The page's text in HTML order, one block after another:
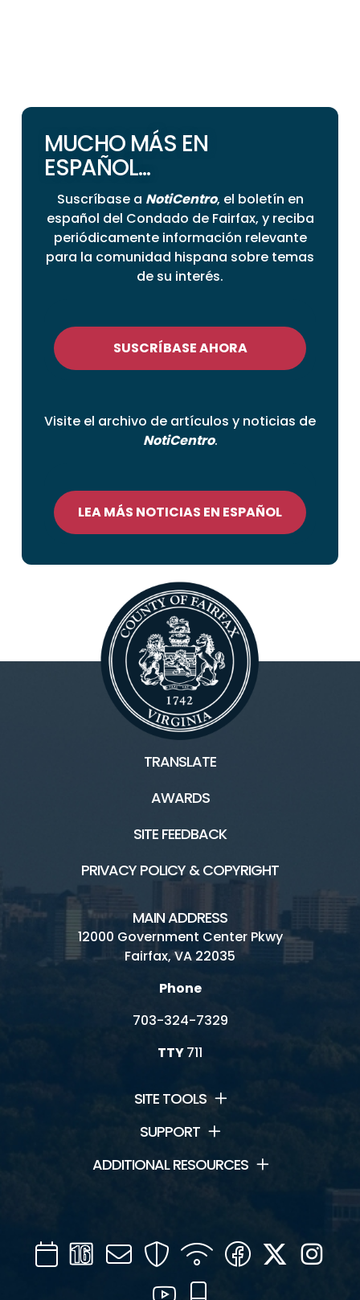
MUCHO MÁS EN
ESPAÑOL...
Suscríbase a NotiCentro, el boletín en
español del Condado de Fairfax, y reciba
periódicamente información relevante
para la comunidad hispana sobre temas
de su interés.
SUSCRÍBASE AHORA
Visite el archivo de artículos y noticias de
NotiCentro.
LEA MÁS NOTICIAS EN ESPAÑOL
TRANSLATE
AWARDS
SITE FEEDBACK
PRIVACY POLICY & COPYRIGHT
MAIN ADDRESS
12000 Government Center Pkwy
Fairfax, VA 22035
Phone
703-324-7329
TTY711
SITE TOOLS
SUPPORT
ADDITIONAL RESOURCES
CalendarChannel
16
Mail SecurityWIFI Facebook
Twitter
YouTube